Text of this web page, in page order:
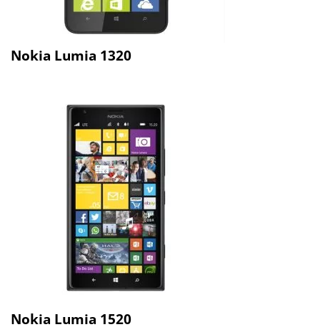
Nokia Lumia 1320
Nokia Lumia 1520